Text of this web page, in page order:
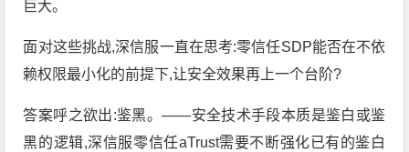
巨大。
面对这些挑战,深信服一直在思考:零信任SDP能否在不依
赖权限最小化的前提下,让安全效果再上一个台阶?
答案呼之欲出:鉴黑。——安全技术手段本质是鉴白或鉴
黑的逻辑,深信服零信任aTrust需要不断强化已有的鉴白